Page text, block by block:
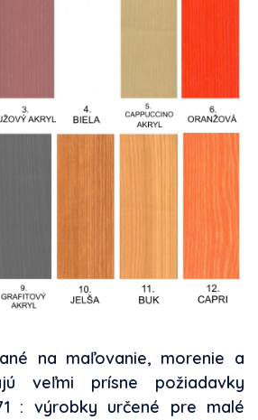
na maľovanie, morenie a
veľmi prísne požiadavky
: výrobky určené pre malé